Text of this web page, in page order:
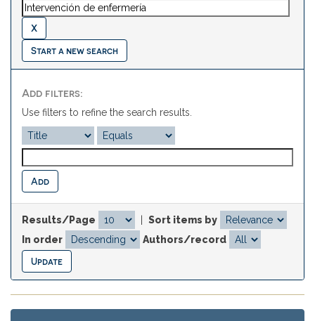
Start a new search
Add filters:
Use filters to refine the search results.
Results/Page
Sort items by
In order
Authors/record